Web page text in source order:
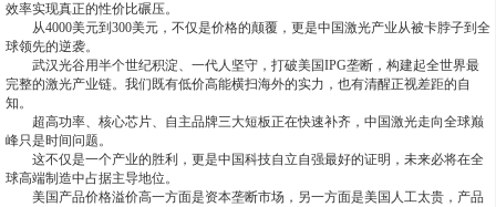
效率实现真正的性价比碾压。
从4000美元到300美元，不仅是价格的颠覆，更是中国激光产业从被卡脖子到全
球领先的逆袭。
武汉光谷用半个世纪积淀、一代人坚守，打破美国IPG垄断，构建起全世界最
完整的激光产业链。我们既有低价高能横扫海外的实力，也有清醒正视差距的自
知。
超高功率、核心芯片、自主品牌三大短板正在快速补齐，中国激光走向全球巅
峰只是时间问题。
这不仅是一个产业的胜利，更是中国科技自立自强最好的证明，未来必将在全
球高端制造中占据主导地位。
美国产品价格溢价高一方面是资本垄断市场，另一方面是美国人工太贵，产品